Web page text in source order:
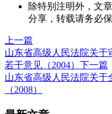
除特别注明外，文
分享，转载请务必
上一篇
山东省高级人民法院关于
若干意见（2004） 下一篇
山东省高级人民法院关
（2008）